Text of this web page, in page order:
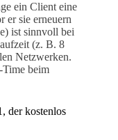
ein Client eine
er sie erneuern
ist sinnvoll bei
(z. B. 8
Netzwerken.
Time beim
der kostenlos